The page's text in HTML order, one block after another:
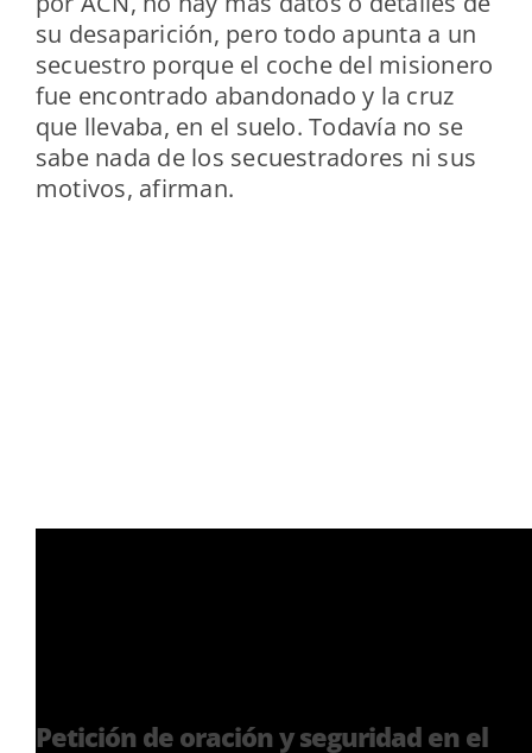
su desaparición, pero todo apunta a un
secuestro porque el coche del misionero
fue encontrado abandonado y la cruz
que llevaba, en el suelo. Todavía no se
sabe nada de los secuestradores ni sus
motivos, afirman.
Petición de oración y seguridad en el